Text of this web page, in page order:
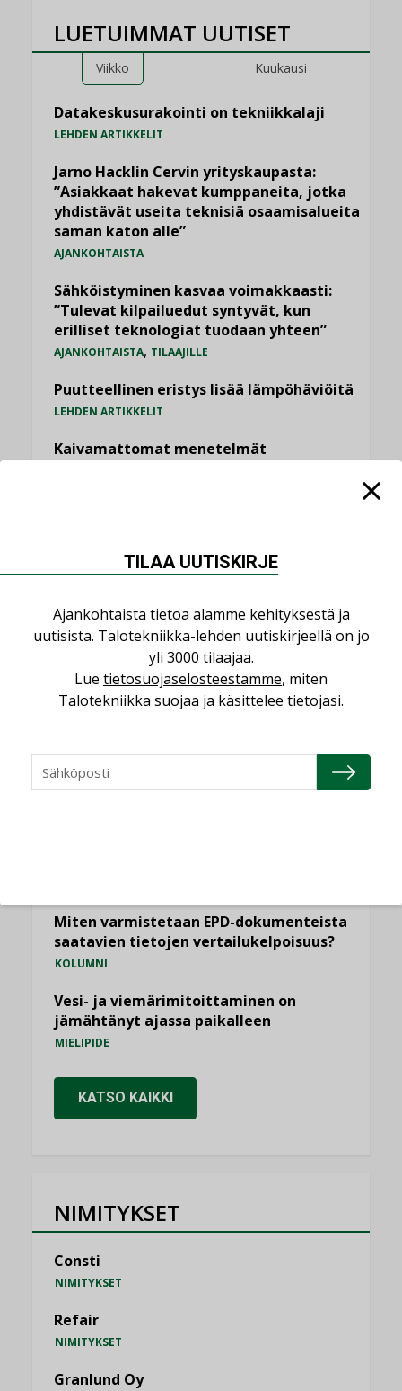
LUETUIMMAT UUTISET
Viikko Kuukausi
Datakeskusurakointi on tekniikkalaji
LEHDEN ARTIKKELIT
Jarno Hacklin Cervin yrityskaupasta:
”Asiakkaat hakevat kumppaneita, jotka
yhdistävät useita teknisiä osaamisalueita
saman katon alle”
AJANKOHTAISTA
Sähköistyminen kasvaa voimakkaasti:
”Tulevat kilpailuedut syntyvät, kun
erilliset teknologiat tuodaan yhteen”
AJANKOHTAISTA, TILAAJILLE
Puutteellinen eristys lisää lämpöhäviöitä
LEHDEN ARTIKKELIT
Kaivamattomat menetelmät
NÄKÖKULMIA
Puheista tekoihin – uusin teknologia
Sähköistäminen säästää euroja
Miten varmistetaan EPD-dokumenteista
saatavien tietojen vertailukelpoisuus?
KOLUMNI
Vesi- ja viemärimitoittaminen on
jämähtänyt ajassa paikalleen
MIELIPIDE
KATSO KAIKKI
NIMITYKSET
Consti
NIMITYKSET
Refair
NIMITYKSET
Granlund Oy
TILAA UUTISKIRJE
Ajankohtaista tietoa alamme kehityksestä ja
uutisista. Talotekniikka-lehden uutiskirjeellä on jo
yli 3000 tilaajaa.
Lue tietosuojaselosteestamme, miten
Talotekniikka suojaa ja käsittelee tietojasi.